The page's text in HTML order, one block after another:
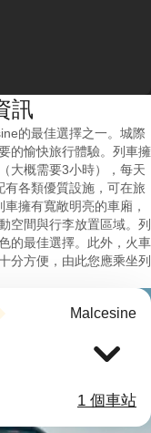
訊
的最佳選擇之一。城際
的愉快旅行體驗。列車擁
大概需要3小時），每天
各類優質設施，可在旅
擁有寬敞明亮的車廂，
空間與行李放置區域。列
的最佳選擇。此外，火車
分方便，由此您應乘坐列
Malcesine
1 個車站